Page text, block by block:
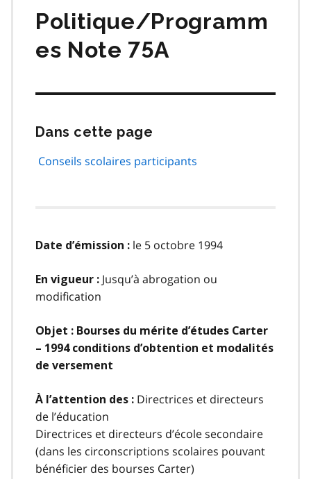
Politique/Programm
es Note 75A
Dans cette page
navigation
de
Conseils scolaires participants
Date d’émission : le 5 octobre 1994
En vigueur : Jusqu’à abrogation ou
modification
Objet : Bourses du mérite d’études Carter
– 1994 conditions d’obtention et modalités
de versement
À l’attention des : Directrices et directeurs
de l’éducation
Directrices et directeurs d’école secondaire
(dans les circonscriptions scolaires pouvant
bénéficier des bourses Carter)